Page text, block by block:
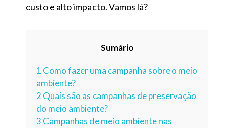
custo e alto impacto. Vamos lá?
Sumário
1 Como fazer uma campanha sobre o meio
ambiente?
2 Quais são as campanhas de preservação
do meio ambiente?
3 Campanhas de meio ambiente nas